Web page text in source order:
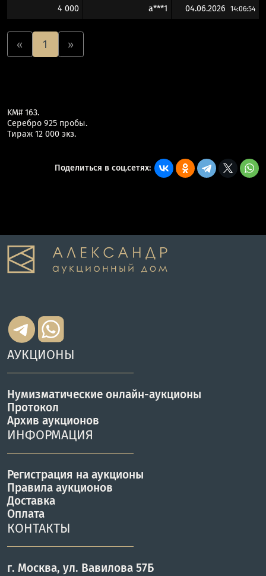
4 000 а***1 04.06.2026 14:06:54
« 1 »
KM# 163.
Серебро 925 пробы.
Тираж 12 000 экз.
Поделиться в соц.сетях:
АУКЦИОНЫ
Нумизматические онлайн-аукционы
Протокол
Архив аукционов
ИНФОРМАЦИЯ
Регистрация на аукционы
Правила аукционов
Доставка
Оплата
КОНТАКТЫ
г. Москва, ул. Вавилова 57Б